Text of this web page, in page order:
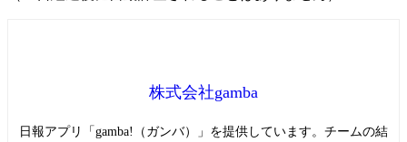
株式会社gamba
日報アプリ「gamba!（ガンバ）」を提供しています。チームの結